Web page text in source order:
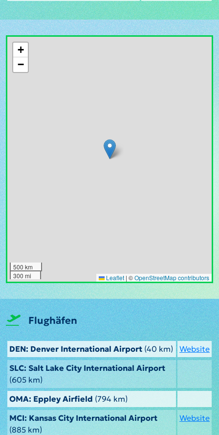
+
−
500 km
300 mi
Leaflet | ©OpenStreetMap contributors
Flughäfen
DEN: Denver International Airport (40 km)
Website
SLC: Salt Lake City International Airport
(605 km)
OMA: Eppley Airfield (794 km)
MCI: Kansas City International Airport
(885 km)
Website